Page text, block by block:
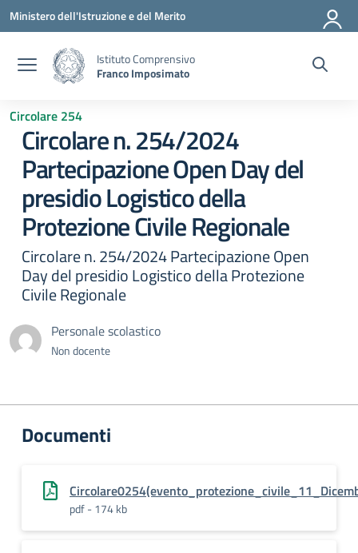
Vai ai contenuti
Vai al menu di navigazione
Vai al footer
Ministero dell'Istruzione e del Merito
Istituto Comprensivo
Franco Imposimato
Circolare 254
Circolare n. 254/2024
Partecipazione Open Day del
presidio Logistico della
Protezione Civile Regionale
Circolare n. 254/2024 Partecipazione Open
Day del presidio Logistico della Protezione
Civile Regionale
Personale scolastico
Non docente
Documenti
pdf - 174 kb